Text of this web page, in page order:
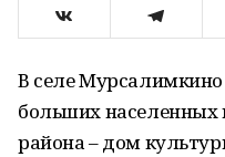
В селе
больших населенных
района – дом